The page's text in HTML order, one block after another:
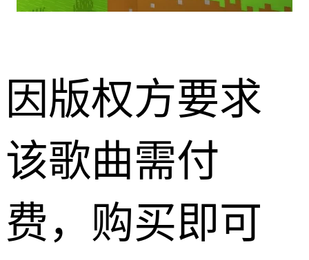
因版权方要求
该歌曲需付
费，购买即可